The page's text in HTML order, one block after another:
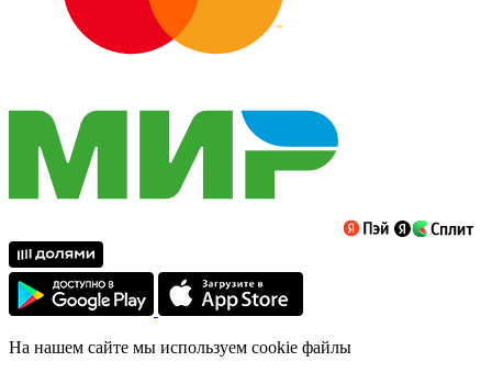
На нашем сайте мы используем cookie файлы